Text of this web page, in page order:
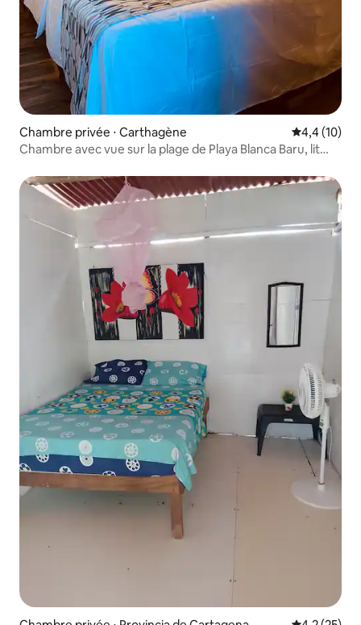
Chambre privée ⋅ Carthagène Évaluation
4,4 (10)
Chambre avec vue sur la plage de Playa Blanca Baru, lit